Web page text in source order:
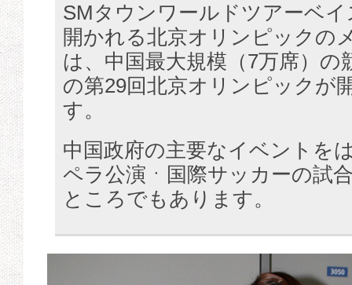
SMタウンワールドツアーベ
開かれる北京オリンピックの
は、中国最大規模（7万席）の
の第29回北京オリンピックが
す。
中国政府の主要なイベントを
ペラ公演ㆍ国際サッカーの試
ところでもあります。